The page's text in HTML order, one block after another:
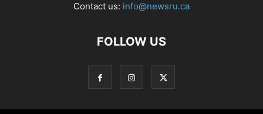
Contact us: info@newsru.ca
FOLLOW US